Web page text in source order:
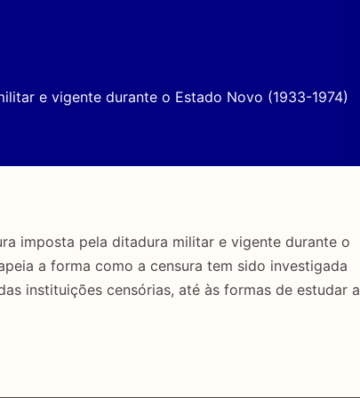
e vigente durante o Estado Novo (1933-1974)
imposta pela ditadura militar e vigente durante o
a forma como a censura tem sido investigada
instituições censórias, até às formas de estudar a